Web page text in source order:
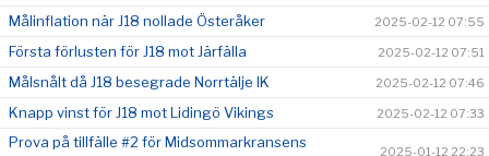
Målinflation när J18 nollade Österåker 2025-02-12 07:55
Första förlusten för J18 mot Järfälla 2025-02-12 07:51
Målsnålt då J18 besegrade Norrtälje IK 2025-02-12 07:46
Knapp vinst för J18 mot Lidingö Vikings 2025-02-12 07:33
Prova på tillfälle #2 för Midsommarkransens
2025-01-12 22:23